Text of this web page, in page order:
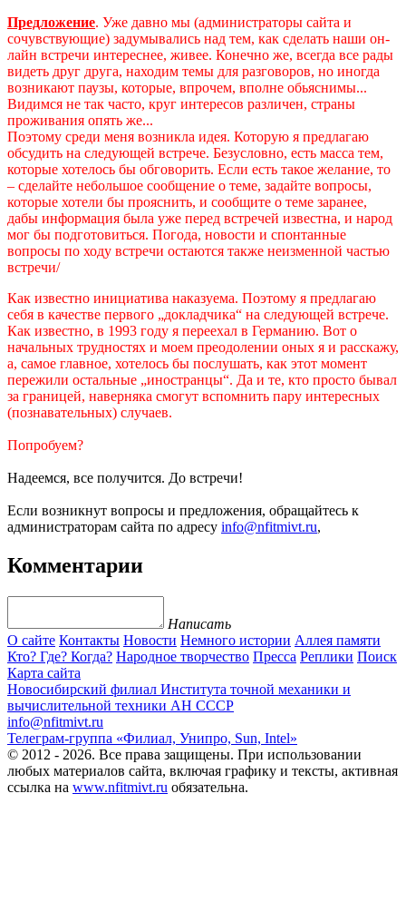
Предложение. Уже давно мы (администраторы сайта и
сочувствующие) задумывались над тем, как сделать наши он-
лайн встречи интереснее, живее. Конечно же, всегда все рады
видеть друг друга, находим темы для разговоров, но иногда
возникают паузы, которые, впрочем, вполне обьяснимы...
Видимся не так часто, круг интересов различен, страны
проживания опять же...
Поэтому среди меня возникла идея. Которую я предлагаю
обсудить на следующей встрече. Безусловно, есть масса тем,
которые хотелось бы обговорить. Если есть такое желание, то
– сделайте небольшое сообщение о теме, задайте вопросы,
которые хотели бы прояснить, и сообщите о теме заранее,
дабы информация была уже перед встречей известна, и народ
мог бы подготовиться. Погода, новости и спонтанные
вопросы по ходу встречи остаются также неизменной частью
встречи/
Как известно инициатива наказуема. Поэтому я предлагаю
себя в качестве первого „докладчика“ на следующей встрече.
Как известно, в 1993 году я переехал в Германию. Вот о
начальных трудностях и моем преодолении оных я и расскажу,
а, самое главное, хотелось бы послушать, как этот момент
пережили остальные „иностранцы“. Да и те, кто просто бывал
за границей, наверняка смогут вспомнить пару интересных
(познавательных) случаев.
Попробуем?
Надеемся, все получится. До встречи!
Если возникнут вопросы и предложения, обращайтесь к
администраторам сайта по адресу info@nfitmivt.ru,
Комментарии
Написать
О сайте Контакты Новости Немного истории Аллея памяти
Кто? Где? Когда? Народное творчество Пресса Реплики Поиск
Карта сайта
Новосибирский филиал Института точной механики и
вычислительной техники АН СССР
info@nfitmivt.ru
Телеграм-группа «Филиал, Унипро, Sun, Intel»
© 2012 - 2026. Все права защищены. При использовании
любых материалов сайта, включая графику и тексты, активная
ссылка на www.nfitmivt.ru обязательна.